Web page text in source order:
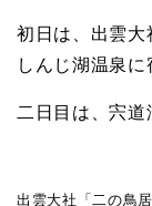
初日は、出雲大
しんじ湖温泉に
二日目は、宍道
出雲大社「二の鳥居